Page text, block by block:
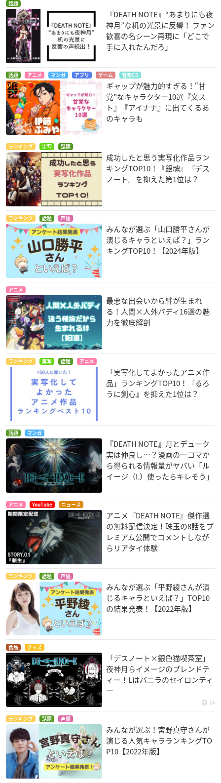
話題
『DEATH NOTE』“あまりにも夜
神月”な机の光景に反響！ ファン
歓喜の名シーン再現に「どこで
手に入れたんだろ」
話題 アニメ マンガ アプリ ゲーム 音楽CD
ギャップが魅力的すぎる！“甘
党”なキャラクター10選『文ス
ト』『アイナナ』に出てくるあ
のキャラも
ランキング 実写 話題
成功したと思う実写化作品ラン
キングTOP10！『銀魂』『デス
ノート』を抑えた第1位は？
ランキング 話題 声優
みんなが選ぶ「山口勝平さんが
演じるキャラといえば？」ラン
キングTOP10！【2024年版】
アニメ
最悪な出会いから絆が生まれ
る！人間×人外バディ16選の魅
力を徹底解剖
ランキング 実写 話題 アニメ
「実写化してよかったアニメ作
品」ランキングTOP10！『るろ
うに剣心』を抑えた1位は？
話題 マンガ
『DEATH NOTE』月とデューク
実は仲良し…？漫画の一コマか
ら得られる情報量がヤバい「ル
イージ（L）使ったらキレそう」
アニメ YouTube ニュース
アニメ『DEATH NOTE』傑作選
の無料配信決定！珠玉の8話をプ
レミアム公開でコメントしなが
らリアタイ体験
ランキング 話題 声優
みんなが選ぶ「平野綾さんが演
じるキャラといえば？」TOP10
の結果発表！【2022年版】
食品 グッズ
「デスノート×銀色猫喫茶室」
夜神月らイメージのブレンドテ
ィー！Lはバニラのセイロンティ
ー
14
ランキング 話題 声優
みんなが選ぶ！宮野真守さんが
演じる人気キャラランキングTO
P10【2022年版】